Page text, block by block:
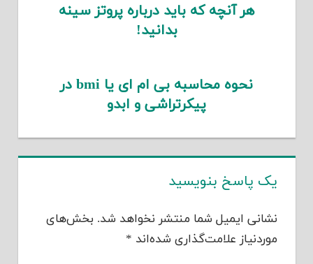
هر آنچه که باید درباره پروتز سینه
بدانید!
نحوه محاسبه بی ام ای یا bmi در
پیکرتراشی و ابدو
یک پاسخ بنویسید
نشانی ایمیل شما منتشر نخواهد شد. بخش‌های
موردنیاز علامت‌گذاری شده‌اند *